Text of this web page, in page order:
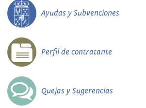
Ayudas y Subvenciones
Perfil de contratante
Quejas y Sugerencias